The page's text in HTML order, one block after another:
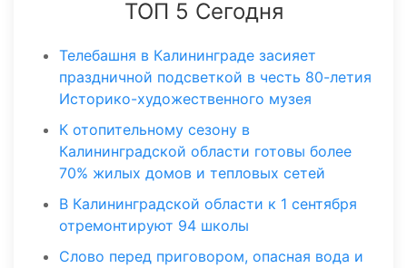
ТОП 5 Сегодня
Телебашня в Калининграде засияет
праздничной подсветкой в честь 80-летия
Историко-художественного музея
К отопительному сезону в
Калининградской области готовы более
70% жилых домов и тепловых сетей
В Калининградской области к 1 сентября
отремонтируют 94 школы
Слово перед приговором, опасная вода и